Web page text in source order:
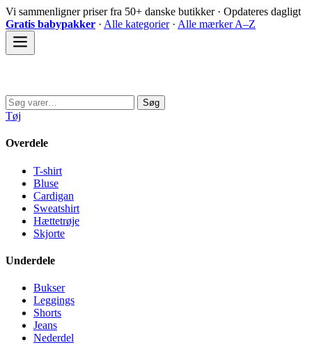
Spring
til
indhold
Vi sammenligner priser fra 50+ danske butikker · Opdateres dagligt
Gratis babypakker · Alle kategorier· Alle mærker A–Z
Søg
efter:
Søg
Tøj
Overdele
T-shirt
Bluse
Cardigan
Sweatshirt
Hættetrøje
Skjorte
Underdele
Bukser
Leggings
Shorts
Jeans
Nederdel